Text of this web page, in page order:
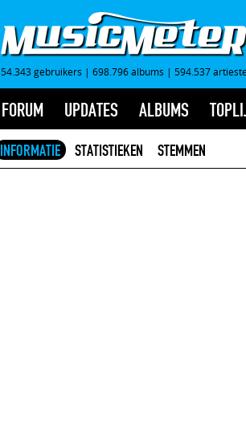
54.343 gebruikers | 698.796 albums | 594.537
FORUM UPDATES ALBUMS
INFORMATIE STATISTIEKEN STEMMEN